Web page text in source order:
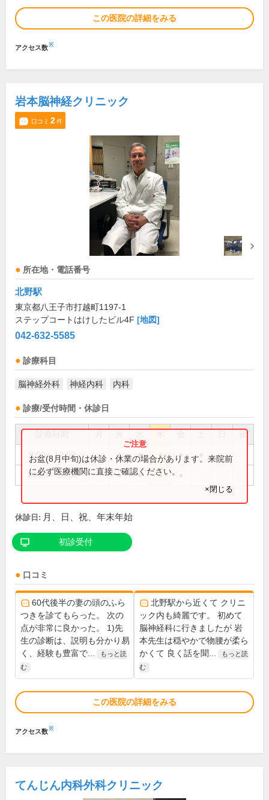
この医院の詳細をみる
アクセス数※
岩本脳神経クリニック
口コミ 2件
所在地・電話番号
北野駅
東京都八王子市打越町1197-1
ステップコートはけしたビル4F [地図]
042-632-5585
診療科目
脳神経外科 神経内科 内科
診療/受付時間・休診日
祝
9:00～12:00 ● ● ● ●
14:00～18:00 ● ● ●
お盆(8月中旬)は休診・休業の場合があります。来院前
に必ず医療機関に直接ご確認ください。
×閉じる
休診日: 月、日、祝、年末年始
初診受付
口コミ
60代後半の妻の頭のふら
つきを診てもらった。 次の
点が非常に良かった。 1)先
生の診断は、説明も分かり易
く、経験も豊富で...
もっと読
む
北野駅から近くて クリニ
ック内も綺麗です。 初めて
脳神経科に行きましたが 岩
本先生は穏やかで物腰が柔ら
かくて 良く話を聞...
もっと読
む
この医院の詳細をみる
アクセス数※
てんじん内科外科クリニック